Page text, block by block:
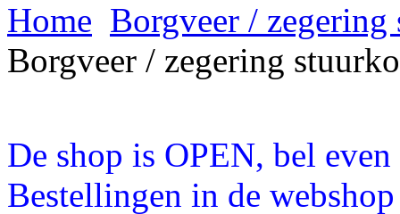
Home Borgveer /
Borgveer / zegering
De shop is OPEN, bel
Bestellingen in de